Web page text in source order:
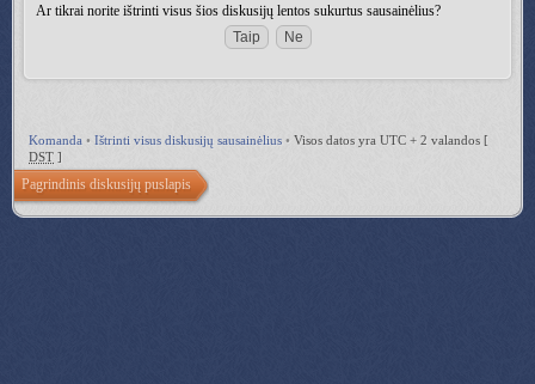
Ar tikrai norite ištrinti visus šios diskusijų lentos sukurtus sausainėlius?
Komanda • Ištrinti visus diskusijų sausainėlius • Visos datos yra UTC + 2 valandos [
DST ]
Pagrindinis diskusijų puslapis